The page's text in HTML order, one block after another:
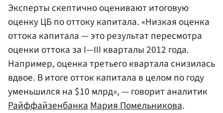
Эксперты скептично оценивают итоговую
оценку ЦБ по оттоку капитала. «Низкая оценка
оттока капитала — это результат пересмотра
оценки оттока за I—III кварталы 2012 года.
Например, оценка третьего квартала снизилась
вдвое. В итоге отток капитала в целом по году
уменьшился на $10 млрд», — говорит аналитик
Райффайзенбанка Мария Помельникова.